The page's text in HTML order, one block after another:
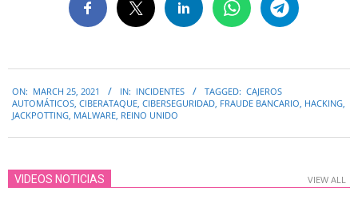
03-
25
ON: MARCH 25, 2021 IN: INCIDENTES TAGGED: CAJEROS
AUTOMÁTICOS, CIBERATAQUE, CIBERSEGURIDAD, FRAUDE BANCARIO, HACKING,
JACKPOTTING, MALWARE, REINO UNIDO
VIDEOS NOTICIAS VIEW ALL